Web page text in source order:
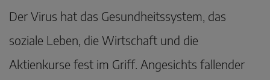
Der Virus hat das Gesundheitssystem, das
soziale Leben, die Wirtschaft und die
Aktienkurse fest im Griff. Angesichts fallender